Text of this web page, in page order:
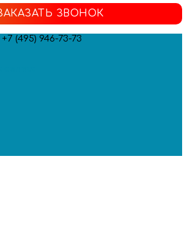
ЗВОНОК
(495) 946-73-73